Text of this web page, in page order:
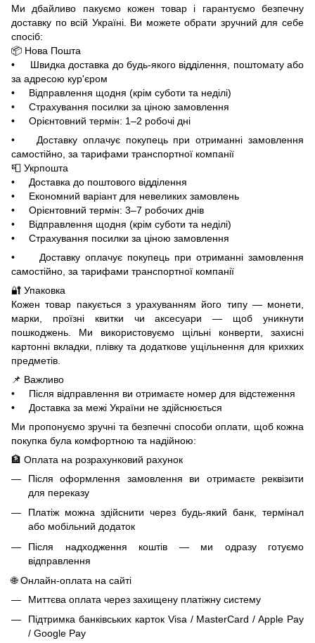
Ми дбайливо пакуємо кожен товар і гарантуємо безпечну
доставку по всій Україні. Ви можете обрати зручний для себе
спосіб:
📦 Нова Пошта
• Швидка доставка до будь-якого відділення, поштомату або
за адресою кур'єром
• Відправлення щодня (крім суботи та неділі)
• Страхування посилки за ціною замовлення
• Орієнтовний термін: 1–2 робочі дні
• Доставку оплачує покупець при отриманні замовлення
самостійно, за тарифами транспортної компанії
📮 Укрпошта
• Доставка до поштового відділення
• Економний варіант для невеликих замовлень
• Орієнтовний термін: 3–7 робочих днів
• Відправлення щодня (крім суботи та неділі)
• Страхування посилки за ціною замовлення
• Доставку оплачує покупець при отриманні замовлення
самостійно, за тарифами транспортної компанії
🔐 Упаковка
Кожен товар пакується з урахуванням його типу — монети,
марки, проїзні квитки чи аксесуари — щоб уникнути
пошкоджень. Ми використовуємо щільні конверти, захисні
картонні вкладки, плівку та додаткове ущільнення для крихких
предметів.
📌 Важливо
• Після відправлення ви отримаєте номер для відстеження
• Доставка за межі України не здійснюється
Ми пропонуємо зручні та безпечні способи оплати, щоб кожна
покупка була комфортною та надійною:
🏦 Оплата на розрахунковий рахунок
Після оформлення замовлення ви отримаєте реквізити
для переказу
Платіж можна здійснити через будь-який банк, термінал
або мобільний додаток
Після надходження коштів — ми одразу готуємо
відправлення
🌐 Онлайн-оплата на сайті
Миттєва оплата через захищену платіжну систему
Підтримка банківських карток Visa / MasterCard / Apple Pay
/ Google Pay